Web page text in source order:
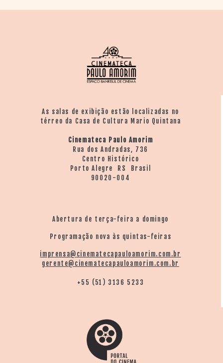
As salas de exibição estão localizadas no
térreo da Casa de Cultura Mario Quintana
Cinemateca Paulo Amorim
Rua dos Andradas, 736
Centro Histórico
Porto Alegre RS Brasil
90020-004
Abertura de terça-feira a domingo
Programação nova às quintas-feiras
imprensa@cinematecapauloamorim.com.br
gerente@cinematecapauloamorim.com.br
+55 (51) 3136 5233